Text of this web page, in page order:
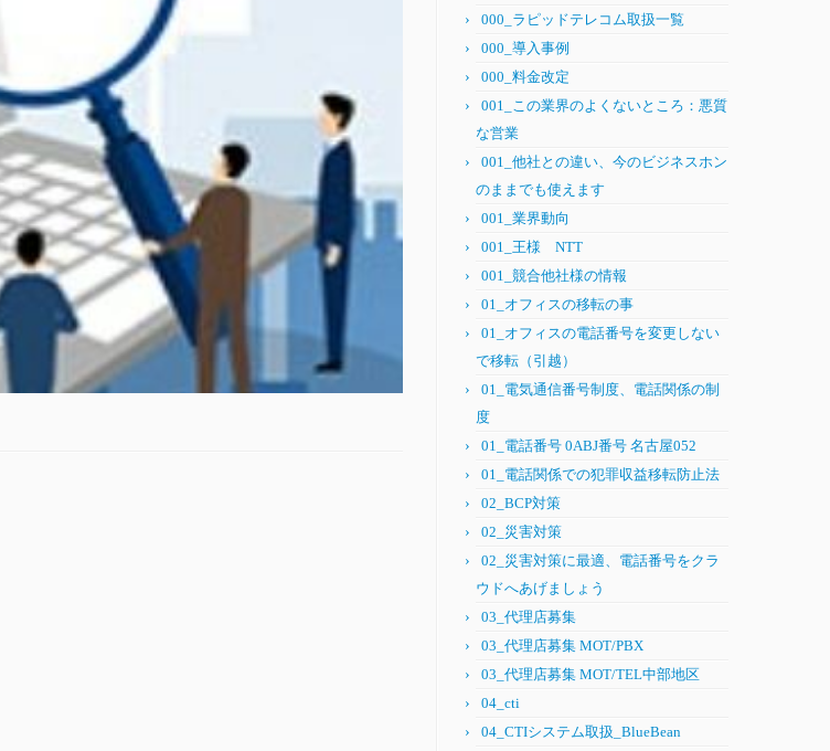
000_ラピッドテレコム取扱一覧
000_導入事例
000_料金改定
001_この業界のよくないところ：悪質
な営業
001_他社との違い、今のビジネスホン
のままでも使えます
001_業界動向
001_王様 NTT
001_競合他社様の情報
01_オフィスの移転の事
01_オフィスの電話番号を変更しない
で移転（引越）
01_電気通信番号制度、電話関係の制
度
01_電話番号 0ABJ番号 名古屋052
01_電話関係での犯罪収益移転防止法
02_BCP対策
02_災害対策
02_災害対策に最適、電話番号をクラ
ウドへあげましょう
03_代理店募集
03_代理店募集 MOT/PBX
03_代理店募集 MOT/TEL中部地区
04_cti
04_CTIシステム取扱_BlueBean